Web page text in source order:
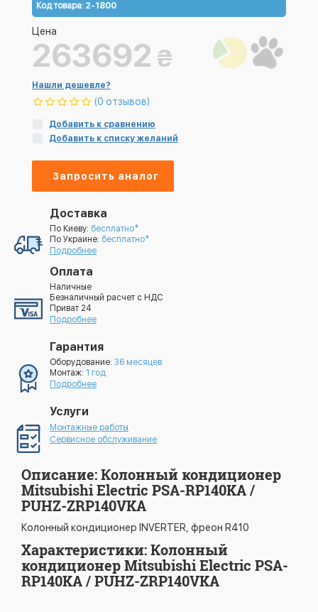
Код товара: 2-1800
Цена
263692 ₴
Нашли дешевле?
(0 отзывов)
Добавить к сравнению
Добавить к списку желаний
Запросить аналог
Доставка
По Киеву: бесплатно*
По Украине: бесплатно*
Подробнее
Оплата
Наличные
Безналичный расчет с НДС
Приват 24
Подробнее
Гарантия
Оборудование: 36 месяцев
Монтаж: 1 год
Подробнее
Услуги
Монтажные работы
Сервисное обслуживание
Описание: Колонный кондиционер
Mitsubishi Electric PSA-RP140KA /
PUHZ-ZRP140VKA
Колонный кондиционер INVERTER, фреон R410
Характеристики: Колонный
кондиционер Mitsubishi Electric PSA-
RP140KA / PUHZ-ZRP140VKA